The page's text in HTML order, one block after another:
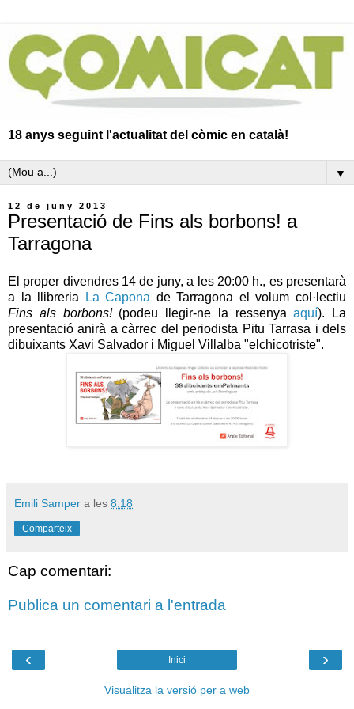
18 anys seguint l'actualitat del còmic en català!
▼
12 de juny 2013
Presentació de Fins als borbons! a
Tarragona
El proper divendres 14 de juny, a les 20:00 h., es presentarà
a la llibreria
La Capona de Tarragona el volum col·lectiu
Fins als borbons!(podeu llegir-ne la ressenyaaquí). La
presentació anirà a càrrec del periodista Pitu Tarrasa i dels
dibuixants Xavi Salvador i Miguel Villalba "elchicotriste".
Emili Samper a les 8:18
Comparteix
Cap comentari:
Publica un comentari a l'entrada
‹ ›
Inici
Visualitza la versió per a web